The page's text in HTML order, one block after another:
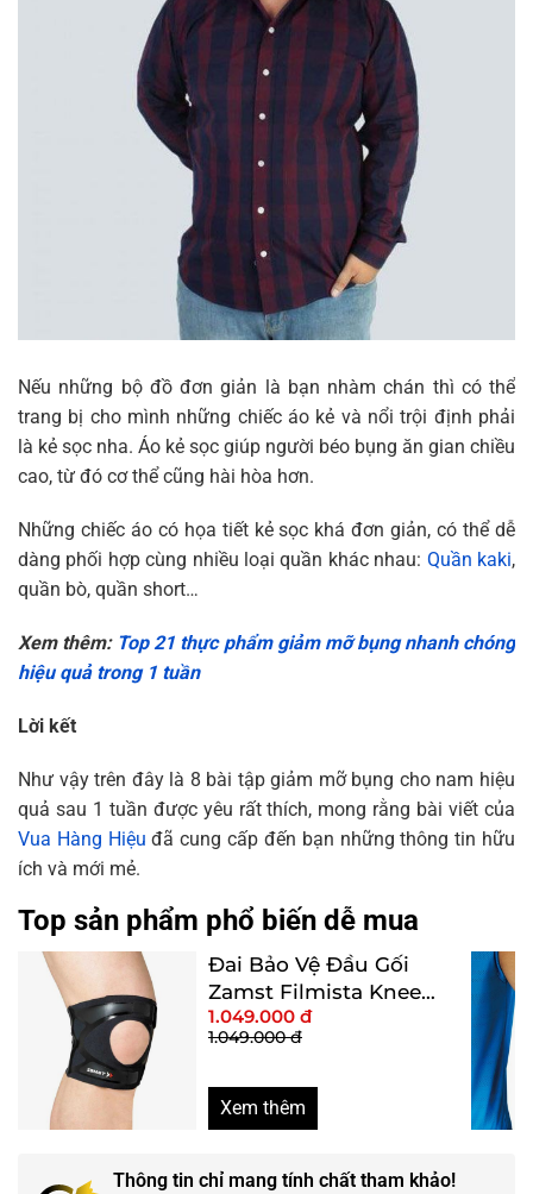
Nếu những bộ đồ đơn giản là bạn nhàm chán thì có thể
trang bị cho mình những chiếc áo kẻ và nổi trội định phải
là kẻ sọc nha. Áo kẻ sọc giúp người béo bụng ăn gian chiều
cao, từ đó cơ thể cũng hài hòa hơn.
Những chiếc áo có họa tiết kẻ sọc khá đơn giản, có thể dễ
dàng phối hợp cùng nhiều loại quần khác nhau: Quần kaki,
quần bò, quần short…
Xem thêm: Top 21 thực phẩm giảm mỡ bụng nhanh chóng
hiệu quả trong 1 tuần
Lời kết
Như vậy trên đây là 8 bài tập giảm mỡ bụng cho nam hiệu
quả sau 1 tuần được yêu rất thích, mong rằng bài viết của
Vua Hàng Hiệu đã cung cấp đến bạn những thông tin hữu
ích và mới mẻ.
Top sản phẩm phổ biến dễ mua
Đai Bảo Vệ Đầu Gối
Zamst Filmista Knee
Màu Đen Size S
1.049.000 đ
1.049.000 đ
Xem thêm
Thông tin chỉ mang tính chất tham khảo!